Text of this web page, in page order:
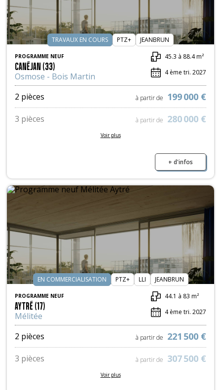
TRAVAUX EN COURS PTZ+ JEANBRUN
PROGRAMME NEUF
CANÉJAN (33)
Osmose - Bois Martin
45.3 à 88.4 m²
4 ème tri. 2027
2 pièces à partir de 199 000 €
3 pièces à partir de 280 000 €
Voir plus
+ d'infos
EN COMMERCIALISATION PTZ+ LLI JEANBRUN
PROGRAMME NEUF
AYTRÉ (17)
Mélitée
44.1 à 83 m²
4 ème tri. 2027
2 pièces à partir de 221 500 €
3 pièces à partir de 307 500 €
Voir plus